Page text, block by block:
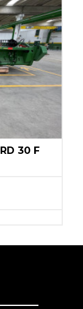
30 F